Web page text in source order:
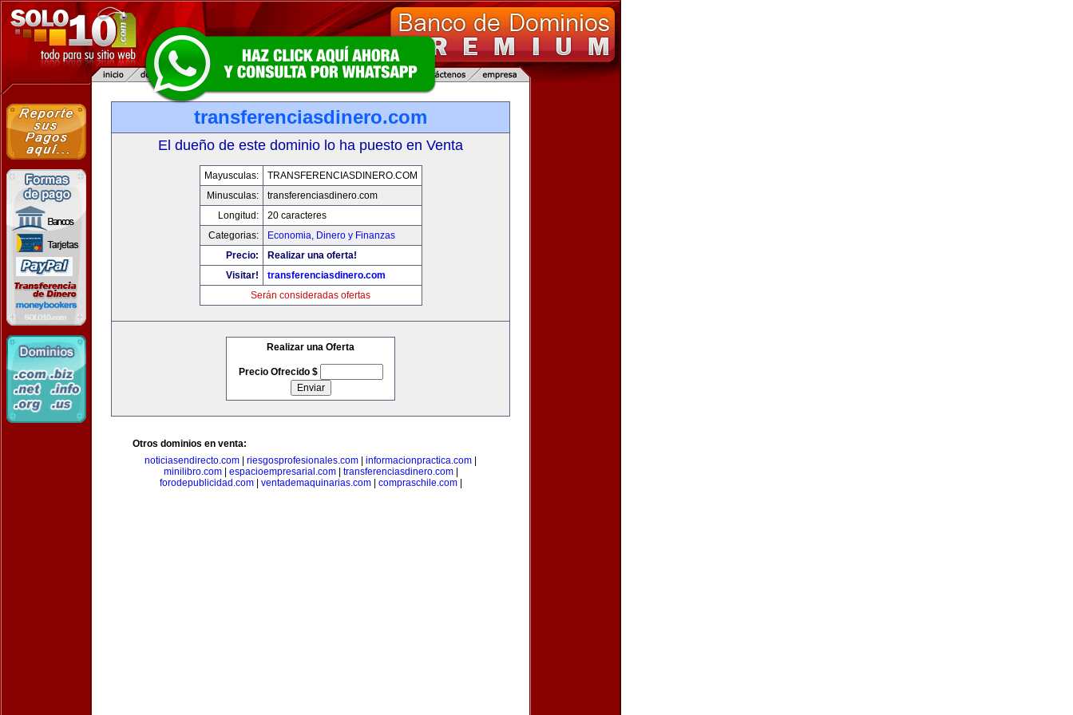
transferenciasdinero.com
El dueño de este dominio lo ha puesto en Venta
Mayusculas:
TRANSFERENCIASDINERO.COM
Minusculas:
transferenciasdinero.com
Longitud:
20 caracteres
Categorias:
Economia, Dinero y Finanzas
Precio:
Realizar una oferta!
Visitar!
transferenciasdinero.com
Serán consideradas ofertas
Realizar una Oferta
Precio Ofrecido $
Otros dominios en venta:
noticiasendirecto.com
riesgosprofesionales.com informacionpractica.com
minilibro.com| espacioempresarial.com| transferenciasdinero.com|
forodepublicidad.com| ventademaquinarias.com| compraschile.com|